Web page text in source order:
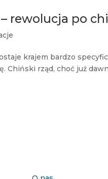
rewolucja po
krajem bardzo
Chiński rząd, choć już